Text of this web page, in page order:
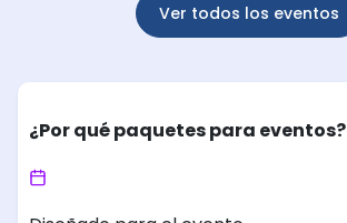
Ver todos los eventos
¿Por qué paquetes para eventos?